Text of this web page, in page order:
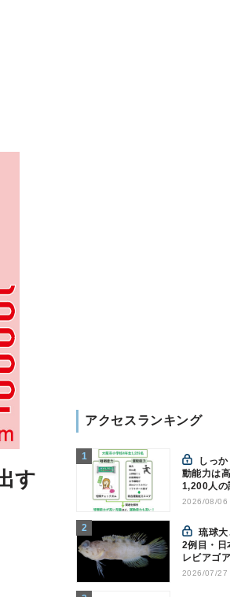
す
アクセスランキング
動能力は
1,200人の
2026/08/06
琉球大、宮古島沖で世界
2例目・日
レビアゴ
2026/07/27